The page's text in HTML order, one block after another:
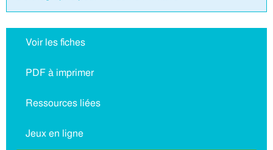
Voir les fiches
PDF à imprimer
Ressources liées
Jeux en ligne